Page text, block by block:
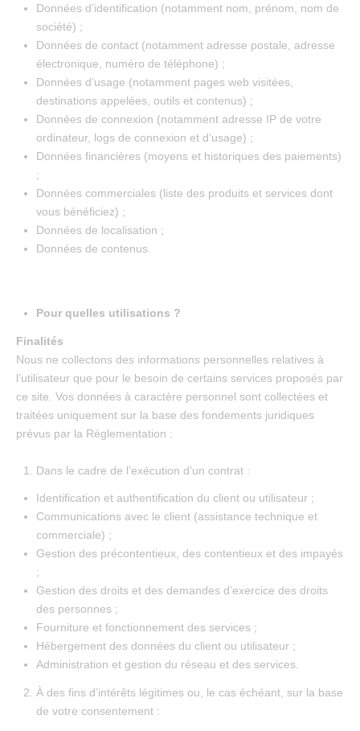
Données d’identification (notamment nom, prénom, nom de
société) ;
Données de contact (notamment adresse postale, adresse
électronique, numéro de téléphone) ;
Données d’usage (notamment pages web visitées,
destinations appelées, outils et contenus) ;
Données de connexion (notamment adresse IP de votre
ordinateur, logs de connexion et d’usage) ;
Données financières (moyens et historiques des paiements)
;
Données commerciales (liste des produits et services dont
vous bénéficiez) ;
Données de localisation ;
Données de contenus.
Pour quelles utilisations ?
Finalités
Nous ne collectons des informations personnelles relatives à
l’utilisateur que pour le besoin de certains services proposés par
ce site. Vos données à caractère personnel sont collectées et
traitées uniquement sur la base des fondements juridiques
prévus par la Réglementation :
Dans le cadre de l’exécution d’un contrat :
Identification et authentification du client ou utilisateur ;
Communications avec le client (assistance technique et
commerciale) ;
Gestion des précontentieux, des contentieux et des impayés
;
Gestion des droits et des demandes d’exercice des droits
des personnes ;
Fourniture et fonctionnement des services ;
Hébergement des données du client ou utilisateur ;
Administration et gestion du réseau et des services.
À des fins d’intérêts légitimes ou, le cas échéant, sur la base
de votre consentement :